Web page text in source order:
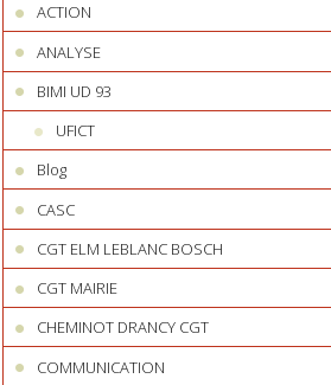
ACTION
ANALYSE
BIMI UD 93
UFICT
Blog
CASC
CGT ELM LEBLANC BOSCH
CGT MAIRIE
CHEMINOT DRANCY CGT
COMMUNICATION